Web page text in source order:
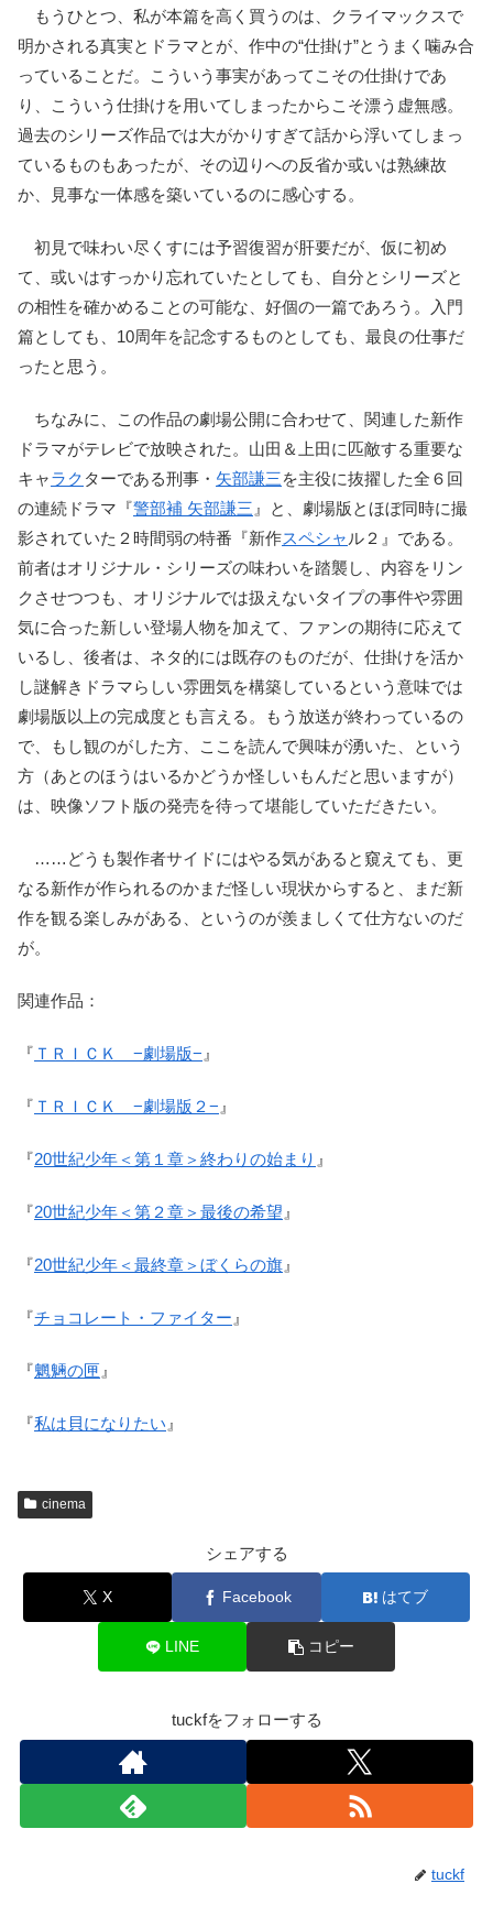
もうひとつ、私が本篇を高く買うのは、クライマックスで
明かされる真実とドラマとが、作中の“仕掛け”とうまく噛み合
っていることだ。こういう事実があってこその仕掛けであ
り、こういう仕掛けを用いてしまったからこそ漂う虚無感。
過去のシリーズ作品では大がかりすぎて話から浮いてしまっ
ているものもあったが、その辺りへの反省か或いは熟練故
か、見事な一体感を築いているのに感心する。
初見で味わい尽くすには予習復習が肝要だが、仮に初め
て、或いはすっかり忘れていたとしても、自分とシリーズと
の相性を確かめることの可能な、好個の一篇であろう。入門
篇としても、10周年を記念するものとしても、最良の仕事だ
ったと思う。
ちなみに、この作品の劇場公開に合わせて、関連した新作
ドラマがテレビで放映された。山田＆上田に匹敵する重要な
キャラク ターである刑事・ 矢部謙三を主役に抜擢した全６回
の連続ドラマ『警部補 矢部謙三 』と、劇場版とほぼ同時に撮
影されていた２時間弱の特番『新作スペシャ ル２』である。
前者はオリジナル・シリーズの味わいを踏襲し、内容をリン
クさせつつも、オリジナルでは扱えないタイプの事件や雰囲
気に合った新しい登場人物を加えて、ファンの期待に応えて
いるし、後者は、ネタ的には既存のものだが、仕掛けを活か
し謎解きドラマらしい雰囲気を構築しているという意味では
劇場版以上の完成度とも言える。もう放送が終わっているの
で、もし観のがした方、ここを読んで興味が湧いた、という
方（あとのほうはいるかどうか怪しいもんだと思いますが）
は、映像ソフト版の発売を待って堪能していただきたい。
……どうも製作者サイドにはやる気があると窺えても、更
なる新作が作られるのかまだ怪しい現状からすると、まだ新
作を観る楽しみがある、というのが羨ましくて仕方ないのだ
が。
関連作品：
『 ＴＲＩＣＫ −劇場版− 』
『 ＴＲＩＣＫ −劇場版２− 』
『20世紀少年＜第１章＞終わりの始まり 』
『20世紀少年＜第２章＞最後の希望 』
『20世紀少年＜最終章＞ぼくらの旗 』
『チョコレート・ファイター 』
『魍魎の匣 』
『私は貝になりたい 』
cinema
シェアする
X Facebook はてブ
LINE コピー
tuckfをフォローする
tuckf